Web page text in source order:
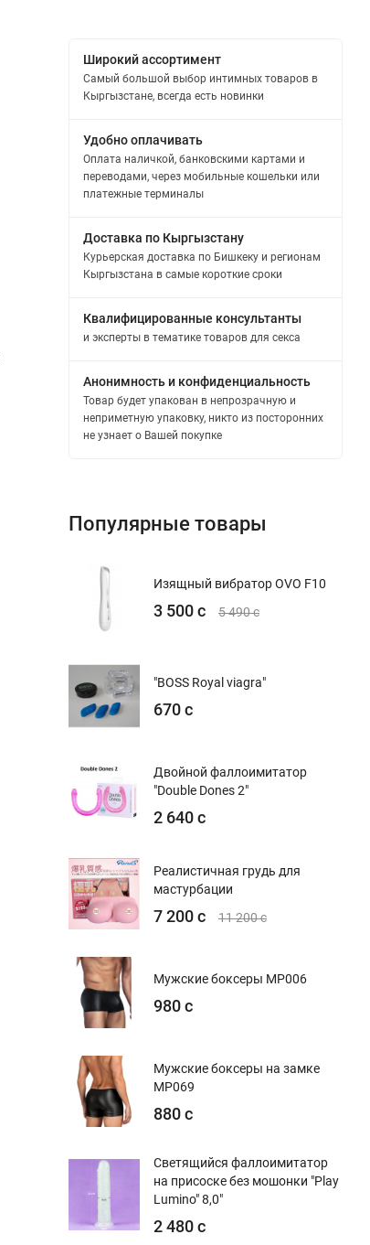
Широкий ассортимент
Самый большой выбор интимных товаров в
Кыргызстане, всегда есть новинки
Удобно оплачивать
Оплата наличкой, банковскими картами и
переводами, через мобильные кошельки или
платежные терминалы
Доставка по Кыргызстану
Курьерская доставка по Бишкеку и регионам
Кыргызстана в самые короткие сроки
Квалифицированные консультанты
и эксперты в тематике товаров для секса
Анонимность и конфиденциальность
Товар будет упакован в непрозрачную и
неприметную упаковку, никто из посторонних
не узнает о Вашей покупке
Популярные товары
Изящный вибратор OVO F10
3 500 с 5 490 с
"BOSS Royal viagra"
670 с
Двойной фаллоимитатор
"Double Dones 2"
2 640 с
Реалистичная грудь для
мастурбации
7 200 с 11 200 с
Мужские боксеры MP006
980 с
Мужские боксеры на замке
MP069
880 с
Светящийся фаллоимитатор
на присоске без мошонки "Play
Lumino" 8,0"
2 480 с